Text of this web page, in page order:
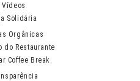
Vídeos
Solidária
Orgânicas
do Restaurante
Coffee Break